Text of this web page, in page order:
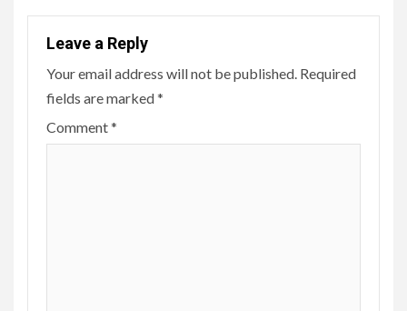
Leave a Reply
Your email address will not be published. Required
fields are marked*
Comment*